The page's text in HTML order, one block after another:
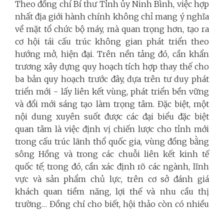
Theo đồng chí Bí thư Tỉnh ủy Ninh Bình, việc hợp
nhất địa giới hành chính không chỉ mang ý nghĩa
về mặt tổ chức bộ máy, mà quan trọng hơn, tạo ra
cơ hội tái cấu trúc không gian phát triển theo
hướng mở, hiện đại. Trên nền tảng đó, cần khẩn
trương xây dựng quy hoạch tích hợp thay thế cho
ba bản quy hoạch trước đây, dựa trên tư duy phát
triển mới - lấy liên kết vùng, phát triển bền vững
và đổi mới sáng tạo làm trọng tâm. Đặc biệt, một
nội dung xuyên suốt được các đại biểu đặc biệt
quan tâm là việc định vị chiến lược cho tỉnh mới
trong cấu trúc lãnh thổ quốc gia, vùng đồng bằng
sông Hồng và trong các chuỗi liên kết kinh tế
quốc tế; trong đó, cần xác định rõ các ngành, lĩnh
vực và sản phẩm chủ lực, trên cơ sở đánh giá
khách quan tiềm năng, lợi thế và nhu cầu thị
trường… Đồng chí cho biết, hội thảo còn có nhiều